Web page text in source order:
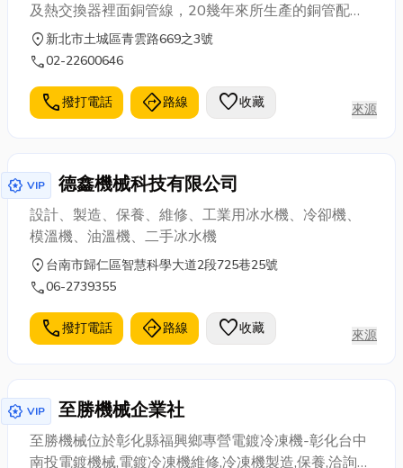
及熱交換器裡面銅管線，20幾年來所生產的銅管配
件，遍及全球各大空調冷氣業者。 近年著手於研發遮
煙捲簾、防火遮煙捲簾、鐵件工程設計安裝，商品可
location_on新北市土城區青雲路669之3號
call02-22600646
call撥打電話 directions路線 favorite收藏 來源
award_star VIP 德鑫機械科技有限公司
設計、製造、保養、維修、工業用冰水機、冷卻機、
模溫機、油溫機、二手冰水機
location_on 台南市歸仁區智慧科學大道2段725巷25號
call06-2739355
call撥打電話 directions路線 favorite收藏 來源
award_star VIP 至勝機械企業社
至勝機械位於彰化縣福興鄉專營電鍍冷凍機-彰化台中
南投電鍍機械,電鍍冷凍機維修,冷凍機製造,保養,洽詢專